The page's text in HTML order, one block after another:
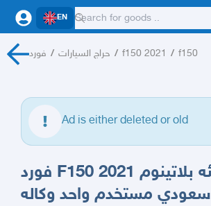
EN
فورد / حراج السيارات / f150 2021 / f150
Ad is either deleted or old
فورد F150 2021 اعلا فئه بلاتينوم
سعودي مستخدم واحد وكاله